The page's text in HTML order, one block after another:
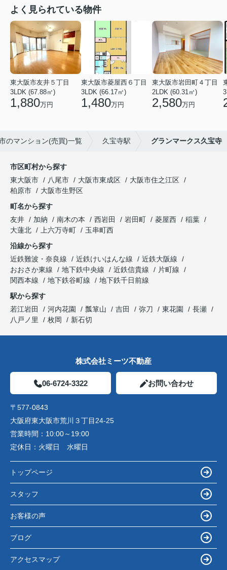
よく見られている物件
東大阪市友井５丁目
3LDK (67.88㎡)
1,880万円
東大阪市菱屋西６丁目
3LDK (66.17㎡)
1,480万円
東大阪市岩田町４丁目
2LDK (60.31㎡)
2,580万円
のマンション(売買)一覧 久宝寺駅 グランマークス久宝寺
市区町村から探す
東大阪市
八尾市 大阪市東成区
大阪市住之江区
柏原市
大阪市生野区
町名から探す
友井
加納 南木の本 西岩田 岩田町 菱屋西
稲葉
大蓮北
上六万寺町
玉串町西
沿線から探す
近鉄難波・奈良線
近鉄けいはんな線
近鉄大阪線
おおさか東線
地下鉄中央線 近鉄信貴線
片町線
関西本線
地下鉄谷町線
地下鉄千日前線
駅から探す
若江岩田
河内花園 瓢箪山 吉田 弥刀 東花園
長瀬
八戸ノ里
枚岡 新石切
株式会社ミーツ不動産
06-6724-3322 お問い合わせ
〒577-0843
大阪府東大阪市荒川３丁目24-25
営業時間： 10:00～19:00
定休日： 火曜日 水曜日
トップページ
スタッフ
お客様の声
ブログ
アクセスマップ